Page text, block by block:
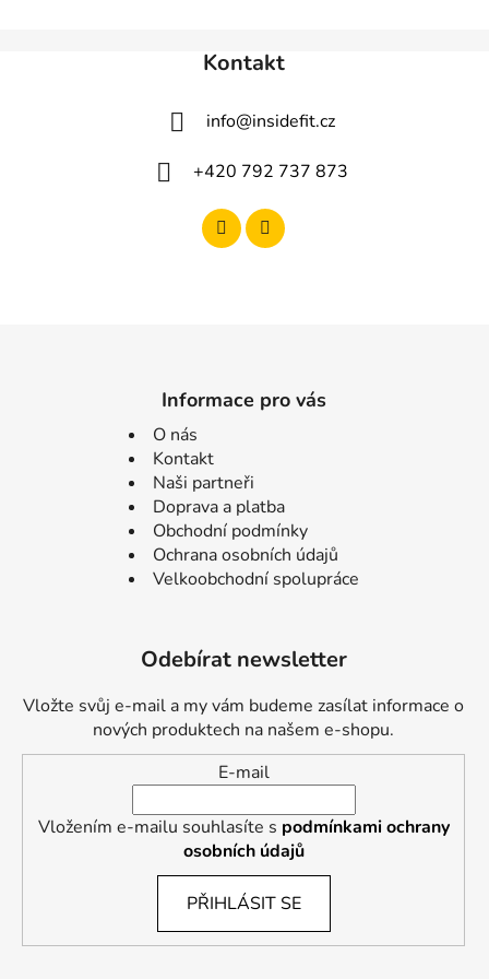
Kontakt
info@insidefit.cz
+420 792 737 873
Informace pro vás
O nás
Kontakt
Naši partneři
Doprava a platba
Obchodní podmínky
Ochrana osobních údajů
Velkoobchodní spolupráce
Odebírat newsletter
Vložte svůj e-mail a my vám budeme zasílat informace o
nových produktech na našem e-shopu.
E-mail
Vložením e-mailu souhlasíte s podmínkami ochrany
osobních údajů
PŘIHLÁSIT SE